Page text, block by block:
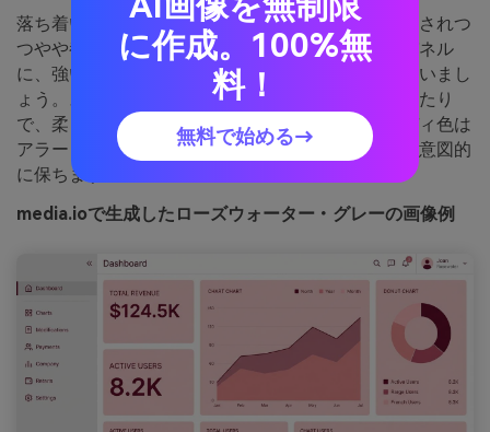
落ち着いたローズ水トーンとクールグレーで、洗練されつ
つやや都市的な印象です。一番淡いピンクを背景パネル
に、強いピンクをアクティブ状態やハイライトに使いまし
ょう。スレートグレーはデータ量の多い部分にぴったり
で、柔らかいテーマとケンカしません。バーガンディ色は
アラートや主要指標の色に抑えて、コントラストを意図的
に保ちます。
media.ioで生成したローズウォーター・グレーの画像例
に作成。100%無
料！
無料で始める→